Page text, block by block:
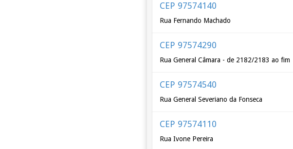
CEP 97574140
Rua Fernando Machado
CEP 97574290
Rua General Câmara - de 2182/2183 ao fim
CEP 97574540
Rua General Severiano da Fonseca
CEP 97574110
Rua Ivone Pereira